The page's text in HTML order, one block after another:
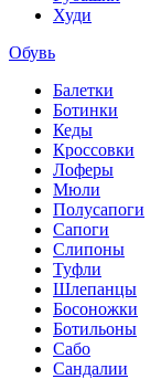
Худи
Обувь
Балетки
Ботинки
Кеды
Кроссовки
Лоферы
Мюли
Полусапоги
Сапоги
Слипоны
Туфли
Шлепанцы
Босоножки
Ботильоны
Сабо
Сандалии